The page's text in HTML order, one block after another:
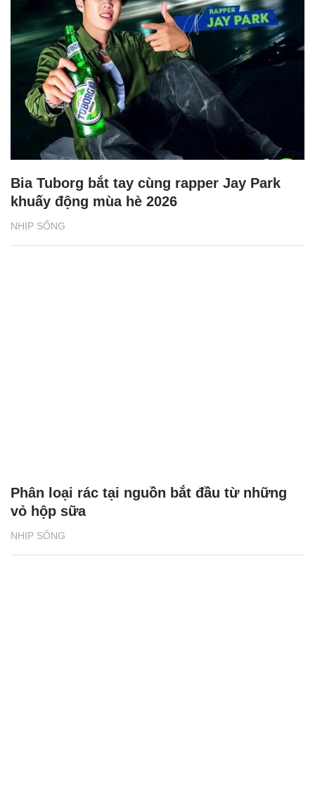
NHỊP SỐNG
Bia Tuborg bắt tay cùng rapper Jay Park
khuấy động mùa hè 2026
NHỊP SỐNG
Phân loại rác tại nguồn bắt đầu từ những
vỏ hộp sữa